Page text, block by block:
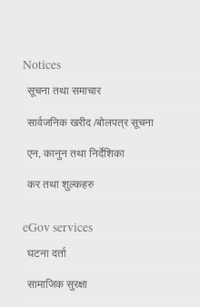
Notices
सूचना तथा समाचार
सार्वजनिक खरीद /बोलपत्र सूचना
एन, कानुन तथा निर्देशिका
कर तथा शुल्कहरु
eGov services
घटना दर्ता
सामाजिक सुरक्षा